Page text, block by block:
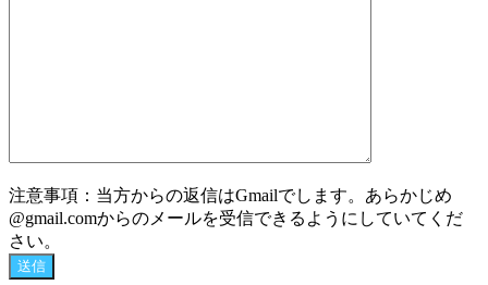
注意事項：当方からの返信はGmailでします。あらかじめ
@gmail.comからのメールを受信できるようにしていてくだ
さい。